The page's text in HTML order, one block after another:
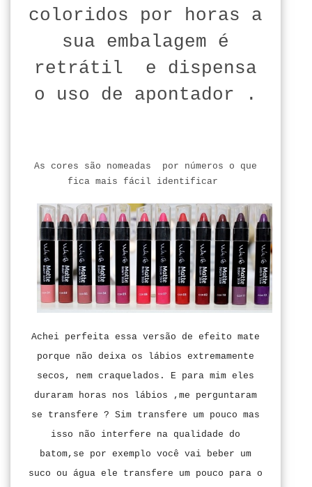
coloridos por horas a
sua embalagem é
retrátil e dispensa
o uso de apontador .
As cores são nomeadas por números o que
fica mais fácil identificar
Achei perfeita essa versão de efeito mate
porque não deixa os lábios extremamente
secos, nem craquelados. E para mim eles
duraram horas nos lábios ,me perguntaram
se transfere ? Sim transfere um pouco mas
isso não interfere na qualidade do
batom,se por exemplo você vai beber um
suco ou água ele transfere um pouco para o